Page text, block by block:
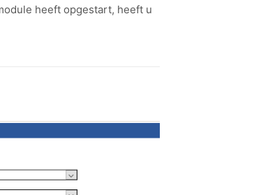
heeft opgestart, heeft u